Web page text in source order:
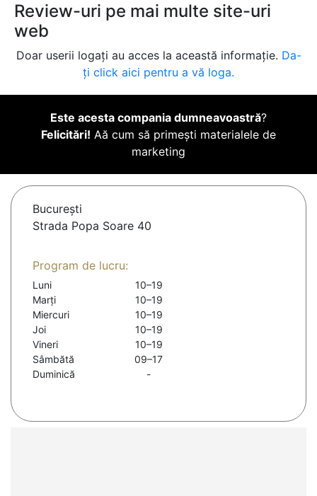
Review-uri pe mai multe site-uri
web
Doar userii logați au acces la această informație. Da-
ți click aici pentru a vă loga.
Este acesta compania dumneavoastră?
Felicitări! Aă cum să primești materialele de
marketing
Bucureşti
Strada Popa Soare 40
Program de lucru:
Luni
10–19
Marți
10–19
Miercuri
10–19
Joi
10–19
Vineri
10–19
Sâmbătă
09–17
Duminică
-